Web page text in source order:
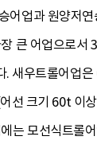
어업과 원양저
큰 어업으로
새우트롤어업
선 크기 60t 이
는 모선식트롤